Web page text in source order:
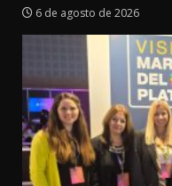
6 de agosto de 2026